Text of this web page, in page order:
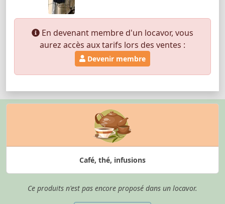
En devenant membre d'un locavor, vous
aurez accès aux tarifs lors des ventes :
Devenir membre
Café, thé, infusions
Ce produits n'est pas encore proposé dans un locavor.